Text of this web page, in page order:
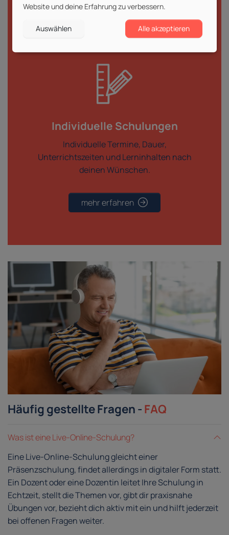
Unterrichtszeiten und Lerninhalten.
Individuelle Schulungen
Individuelle Termine, Dauer,
Unterrichtszeiten und Lerninhalten nach
deinen Wünschen.
mehr erfahren
Häufig gestellte Fragen -FAQ
Was ist eine Live-Online-Schulung?
Eine Live-Online-Schulung gleicht einer
Präsenzschulung, findet allerdings in digitaler Form statt.
Ein Dozent oder eine Dozentin leitet Ihre Schulung in
Echtzeit, stellt die Themen vor, gibt dir praxisnahe
Übungen vor, bezieht dich aktiv mit ein und hilft jederzeit
bei offenen Fragen weiter.
Website und deine Erfahrung zu verbessern.
Auswählen Alle akzeptieren